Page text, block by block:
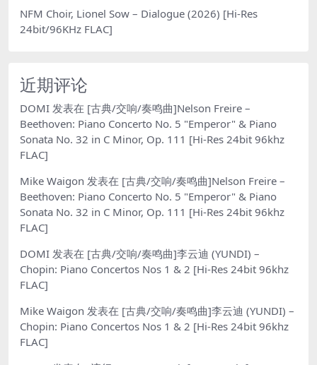
NFM Choir, Lionel Sow – Dialogue (2026) [Hi-Res
24bit/96KHz FLAC]
近期评论
DOMI 发表在 [古典/交响/奏鸣曲]Nelson Freire –
Beethoven: Piano Concerto No. 5 "Emperor" & Piano
Sonata No. 32 in C Minor, Op. 111 [Hi-Res 24bit 96khz
FLAC]
Mike Waigon 发表在 [古典/交响/奏鸣曲]Nelson Freire –
Beethoven: Piano Concerto No. 5 "Emperor" & Piano
Sonata No. 32 in C Minor, Op. 111 [Hi-Res 24bit 96khz
FLAC]
DOMI 发表在 [古典/交响/奏鸣曲]李云迪 (YUNDI) –
Chopin: Piano Concertos Nos 1 & 2 [Hi-Res 24bit 96khz
FLAC]
Mike Waigon 发表在 [古典/交响/奏鸣曲]李云迪 (YUNDI) –
Chopin: Piano Concertos Nos 1 & 2 [Hi-Res 24bit 96khz
FLAC]